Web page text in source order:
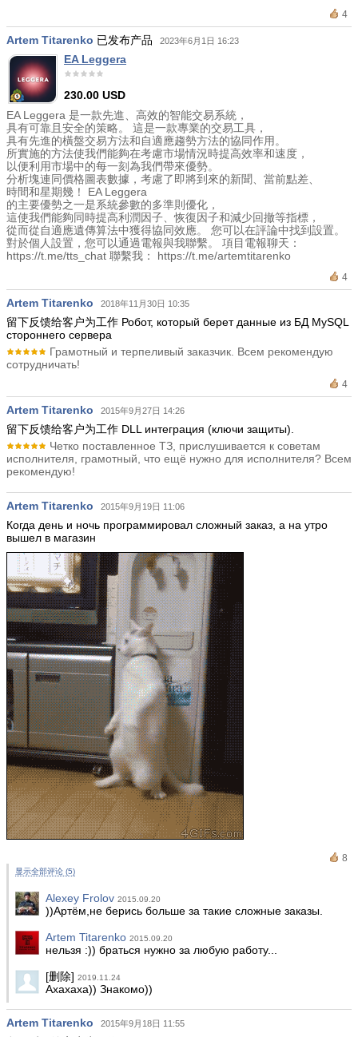
4
Artem Titarenko 已发布产品 2023年6月1日 16:23
EA Leggera
230.00 USD
EA Leggera 是一款先進、高效的智能交易系統，
具有可靠且安全的策略。 這是一款專業的交易工具，
具有先進的橫盤交易方法和自適應趨勢方法的協同作用。
所實施的方法使我們能夠在考慮市場情況時提高效率和速度，
以便利用市場中的每一刻為我們帶來優勢。
分析塊連同價格圖表數據，考慮了即將到來的新聞、當前點差、
時間和星期幾！ EA Leggera
的主要優勢之一是系統參數的多準則優化，
這使我們能夠同時提高利潤因子、恢復因子和減少回撤等指標，
從而從自適應遺傳算法中獲得協同效應。 您可以在評論中找到設置。
對於個人設置，您可以通過電報與我聯繫。 項目電報聊天：
https://t.me/tts_chat 聯繫我： https://t.me/artemtitarenko
4
Artem Titarenko 2018年11月30日 10:35
留下反馈给客户为工作 Робот, который берет данные из БД MySQL
стороннего сервера
Грамотный и терпеливый заказчик. Всем рекомендую
сотрудничать!
4
Artem Titarenko 2015年9月27日 14:26
留下反馈给客户为工作 DLL интеграция (ключи защиты).
Четко поставленное ТЗ, прислушивается к советам
исполнителя, грамотный, что ещё нужно для исполнителя? Всем
рекомендую!
Artem Titarenko 2015年9月19日 11:06
Когда день и ночь программировал сложный заказ, а на утро
вышел в магазин
8
显示全部评论 (5)
Alexey Frolov 2015.09.20
))Артём,не берись больше за такие сложные заказы.
Artem Titarenko 2015.09.20
нельзя :)) браться нужно за любую работу...
[删除] 2019.11.24
Ахахаха)) Знакомо))
Artem Titarenko 2015年9月18日 11:55